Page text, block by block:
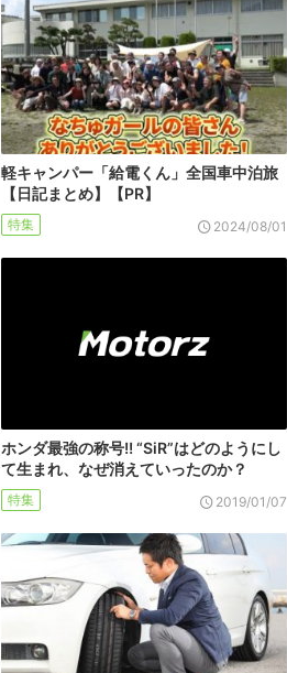
軽キャンパー「給電くん」全国車中泊旅
【日記まとめ】【PR】
特集 2024/08/01
ホンダ最強の称号!! “SiR”はどのようにし
て生まれ、なぜ消えていったのか？
特集 2019/01/07